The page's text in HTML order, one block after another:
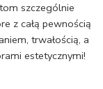
szczególnie
z całą pewnością
trwałością, a
estetycznymi!